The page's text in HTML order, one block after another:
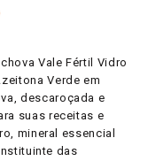
Vale Fértil Vidro
Verde em
descaroçada e
suas receitas e
mineral essencial
das